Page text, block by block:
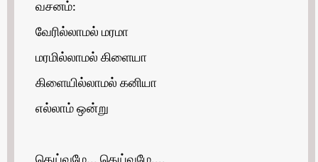
வசனம்:
வேரில்லாமல் மரமா
மரமில்லாமல் கிளையா
கிளையில்லாமல் கனியா
எல்லாம் ஒன்று